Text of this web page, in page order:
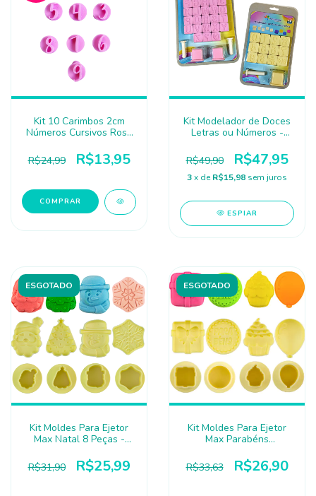
Kit 10 Carimbos 2cm
Números Cursivos Rosa
R$24,99
R$13,95
Kit Modelador de Doces
Letras ou Números -
R$49,90
R$47,95
3x deR$15,98 sem juros
ESPIAR
ESGOTADO
Kit Moldes Para Ejetor
Max Natal 8 Peças -
R$31,90
R$25,99
ESGOTADO
Kit Moldes Para Ejetor
Max Parabéns
Blue Star
R$33,63 R$26,90